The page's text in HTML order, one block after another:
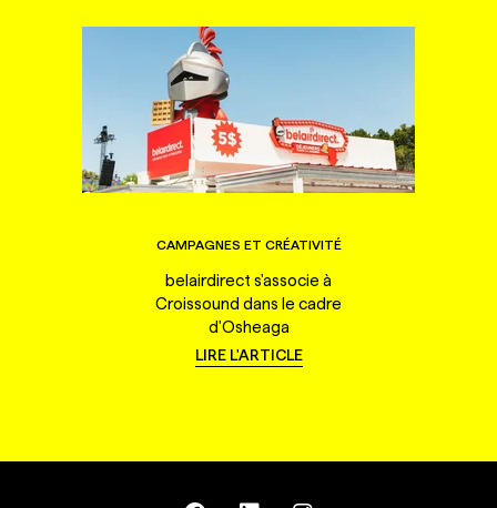
CAMPAGNES ET CRÉATIVITÉ
belairdirect s'associe à
Croissound dans le cadre
d'Osheaga
LIRE L'ARTICLE